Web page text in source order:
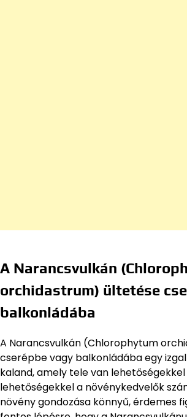
A Narancsvulkán
orchidastrum) ültetése
balkonládába
A Narancsvulkán (Chlorophytum
cserépbe vagy balkonládába egy
kaland, amely tele van
lehetőségekkel a növénykedvelők
növény gondozása könnyű, érdemes